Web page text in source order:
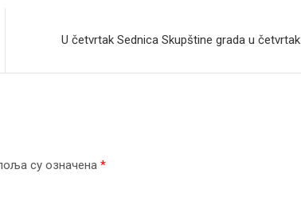
U četvrtak Sednica Skupštine grada u četvrtak
су означена *